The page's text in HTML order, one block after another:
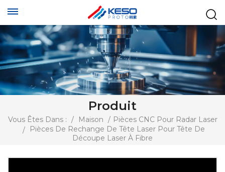
Produit
Vous Êtes Dans : / Maison / Pièces CNC Pour Radar Laser
/
Pièces De Rechange De Tête Laser Pour Tête De
Découpe Laser À Fibre